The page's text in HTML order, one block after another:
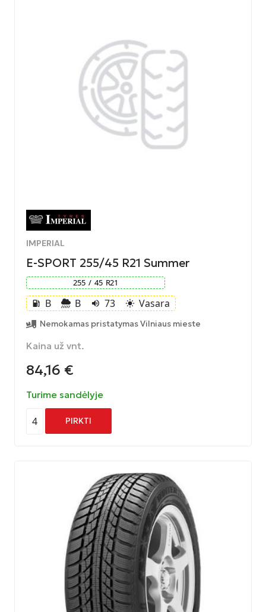
IMPERIAL
E-SPORT 255/45 R21 Summer
255 / 45 R21
local_gas_station B B volume_up 73 light_mode Vasara
Nemokamas pristatymas Vilniaus mieste
Kaina už vnt.
84,16 €
Turime sandėlyje
4 PIRKTI